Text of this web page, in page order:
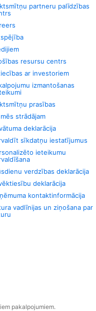
partneru palīdzības
resursu centrs
ar investoriem
izmantošanas
prasības
mēs strādājam
deklarācija
sīkdatņu iestatījumus
ieteikumu
verdzības deklarācija
deklarācija
kontaktinformācija
vadlīnijas un ziņošana par
pakalpojumiem.